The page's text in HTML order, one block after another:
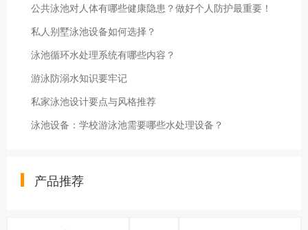
公共泳池对人体有哪些健康隐患？做好个人防护最重要！
私人别墅泳池设备如何选择？
泳池循环水处理系统有哪些内容？
游泳防溺水知识要牢记
私家泳池设计要点与风格推荐
泳池设备：学校游泳池需要哪些水处理设备？
产品推荐